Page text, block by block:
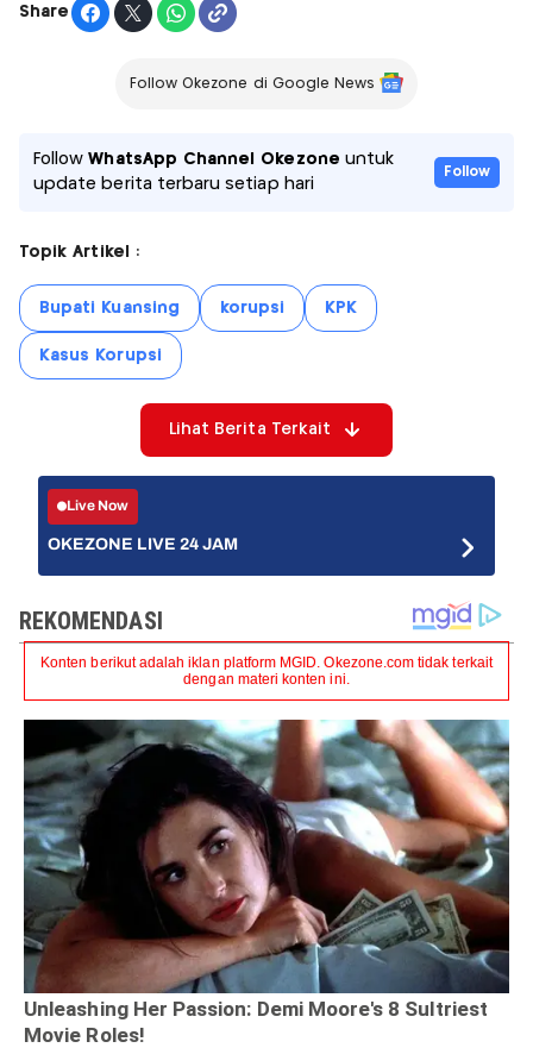
Share
Follow Okezone di Google News
FollowWhatsApp Channel Okezone untuk
update berita terbaru setiap hari
Follow
Topik Artikel :
Bupati Kuansing korupsi KPK
Kasus Korupsi
Lihat Berita Terkait
Live Now
OKEZONE LIVE 24 JAM